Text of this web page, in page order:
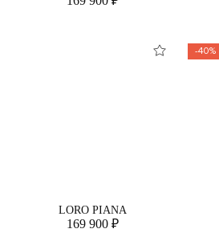
LORO PIANA
169 900 ₽
-40%